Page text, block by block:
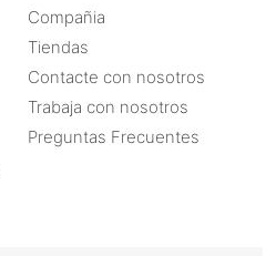
Compañia
Tiendas
Contacte con nosotros
Trabaja con nosotros
Preguntas Frecuentes